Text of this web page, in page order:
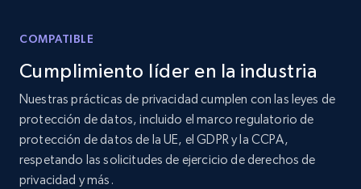
posted, Photos, URL, Quoted post, and more.
TikTok - Profiles
COMPATIBLE
Cumplimiento líder en la industria
Nuestras prácticas de privacidad cumplen con las leyes de
protección de datos, incluido el marco regulatorio de
protección de datos de la UE, el GDPR y la CCPA,
respetando las solicitudes de ejercicio de derechos de
privacidad y más.